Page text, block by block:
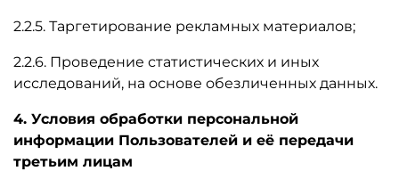
2.2.5. Таргетирование рекламных материалов;
2.2.6. Проведение статистических и иных
исследований, на основе обезличенных данных.
4. Условия обработки персональной
информации Пользователей и её передачи
третьим лицам